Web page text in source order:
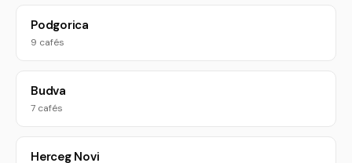
Podgorica
9 cafés
Budva
7 cafés
Herceg Novi